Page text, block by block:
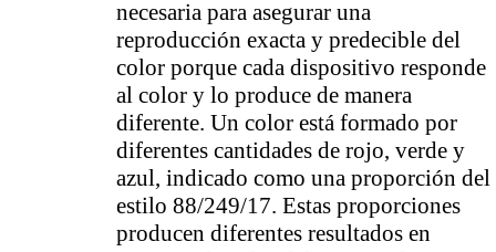
necesaria para asegurar una
reproducción exacta y predecible del
color porque cada dispositivo responde
al color y lo produce de manera
diferente. Un color está formado por
diferentes cantidades de rojo, verde y
azul, indicado como una proporción del
estilo 88/249/17. Estas proporciones
producen diferentes resultados en